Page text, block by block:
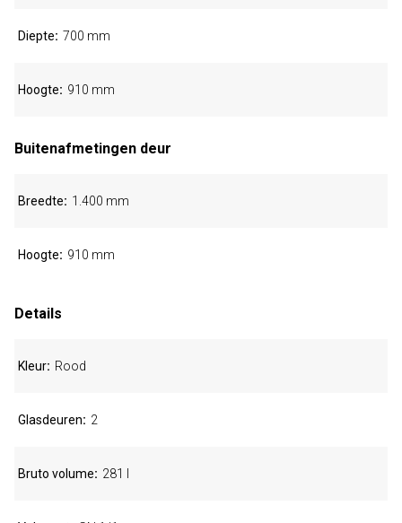
Diepte 700 mm
Hoogte 910 mm
Buitenafmetingen deur
Breedte 1.400 mm
Hoogte 910 mm
Details
Kleur Rood
Glasdeuren 2
Bruto volume 281 l